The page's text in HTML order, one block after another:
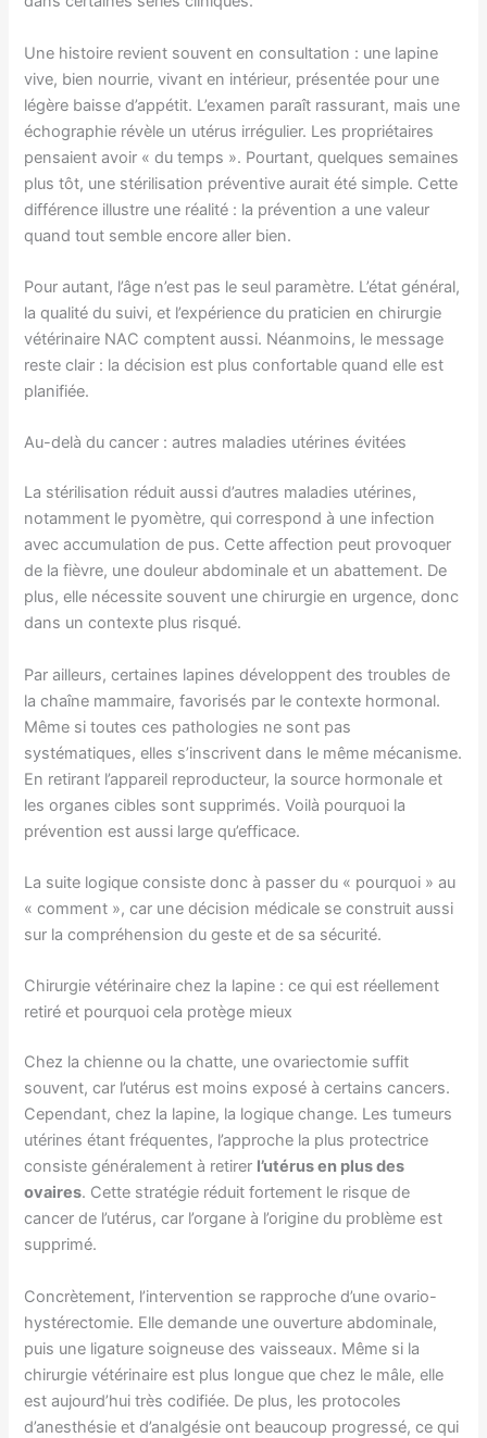
Une histoire revient souvent en consultation : une lapine
vive, bien nourrie, vivant en intérieur, présentée pour une
légère baisse d’appétit. L’examen paraît rassurant, mais une
échographie révèle un utérus irrégulier. Les propriétaires
pensaient avoir « du temps ». Pourtant, quelques semaines
plus tôt, une stérilisation préventive aurait été simple. Cette
différence illustre une réalité : la prévention a une valeur
quand tout semble encore aller bien.
Pour autant, l’âge n’est pas le seul paramètre. L’état général,
la qualité du suivi, et l’expérience du praticien en chirurgie
vétérinaire NAC comptent aussi. Néanmoins, le message
reste clair : la décision est plus confortable quand elle est
planifiée.
Au-delà du cancer : autres maladies utérines évitées
La stérilisation réduit aussi d’autres maladies utérines,
notamment le pyomètre, qui correspond à une infection
avec accumulation de pus. Cette affection peut provoquer
de la fièvre, une douleur abdominale et un abattement. De
plus, elle nécessite souvent une chirurgie en urgence, donc
dans un contexte plus risqué.
Par ailleurs, certaines lapines développent des troubles de
la chaîne mammaire, favorisés par le contexte hormonal.
Même si toutes ces pathologies ne sont pas
systématiques, elles s’inscrivent dans le même mécanisme.
En retirant l’appareil reproducteur, la source hormonale et
les organes cibles sont supprimés. Voilà pourquoi la
prévention est aussi large qu’efficace.
La suite logique consiste donc à passer du « pourquoi » au
« comment », car une décision médicale se construit aussi
sur la compréhension du geste et de sa sécurité.
Chirurgie vétérinaire chez la lapine : ce qui est réellement
retiré et pourquoi cela protège mieux
Chez la chienne ou la chatte, une ovariectomie suffit
souvent, car l’utérus est moins exposé à certains cancers.
Cependant, chez la lapine, la logique change. Les tumeurs
utérines étant fréquentes, l’approche la plus protectrice
consiste généralement à retirer l’utérus en plus des
ovaires. Cette stratégie réduit fortement le risque de
cancer de l’utérus, car l’organe à l’origine du problème est
supprimé.
Concrètement, l’intervention se rapproche d’une ovario-
hystérectomie. Elle demande une ouverture abdominale,
puis une ligature soigneuse des vaisseaux. Même si la
chirurgie vétérinaire est plus longue que chez le mâle, elle
est aujourd’hui très codifiée. De plus, les protocoles
d’anesthésie et d’analgésie ont beaucoup progressé, ce qui